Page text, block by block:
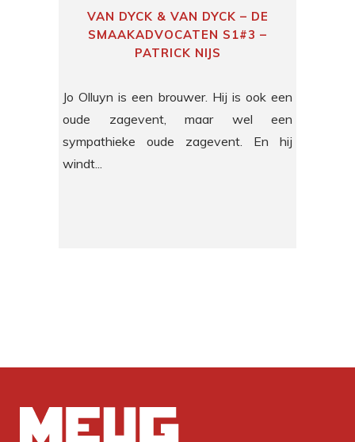
VAN DYCK & VAN DYCK – DE
SMAAKADVOCATEN S1#3 –
PATRICK NIJS
Jo Olluyn is een brouwer. Hij is ook een
oude zagevent, maar wel een
sympathieke oude zagevent. En hij
windt...